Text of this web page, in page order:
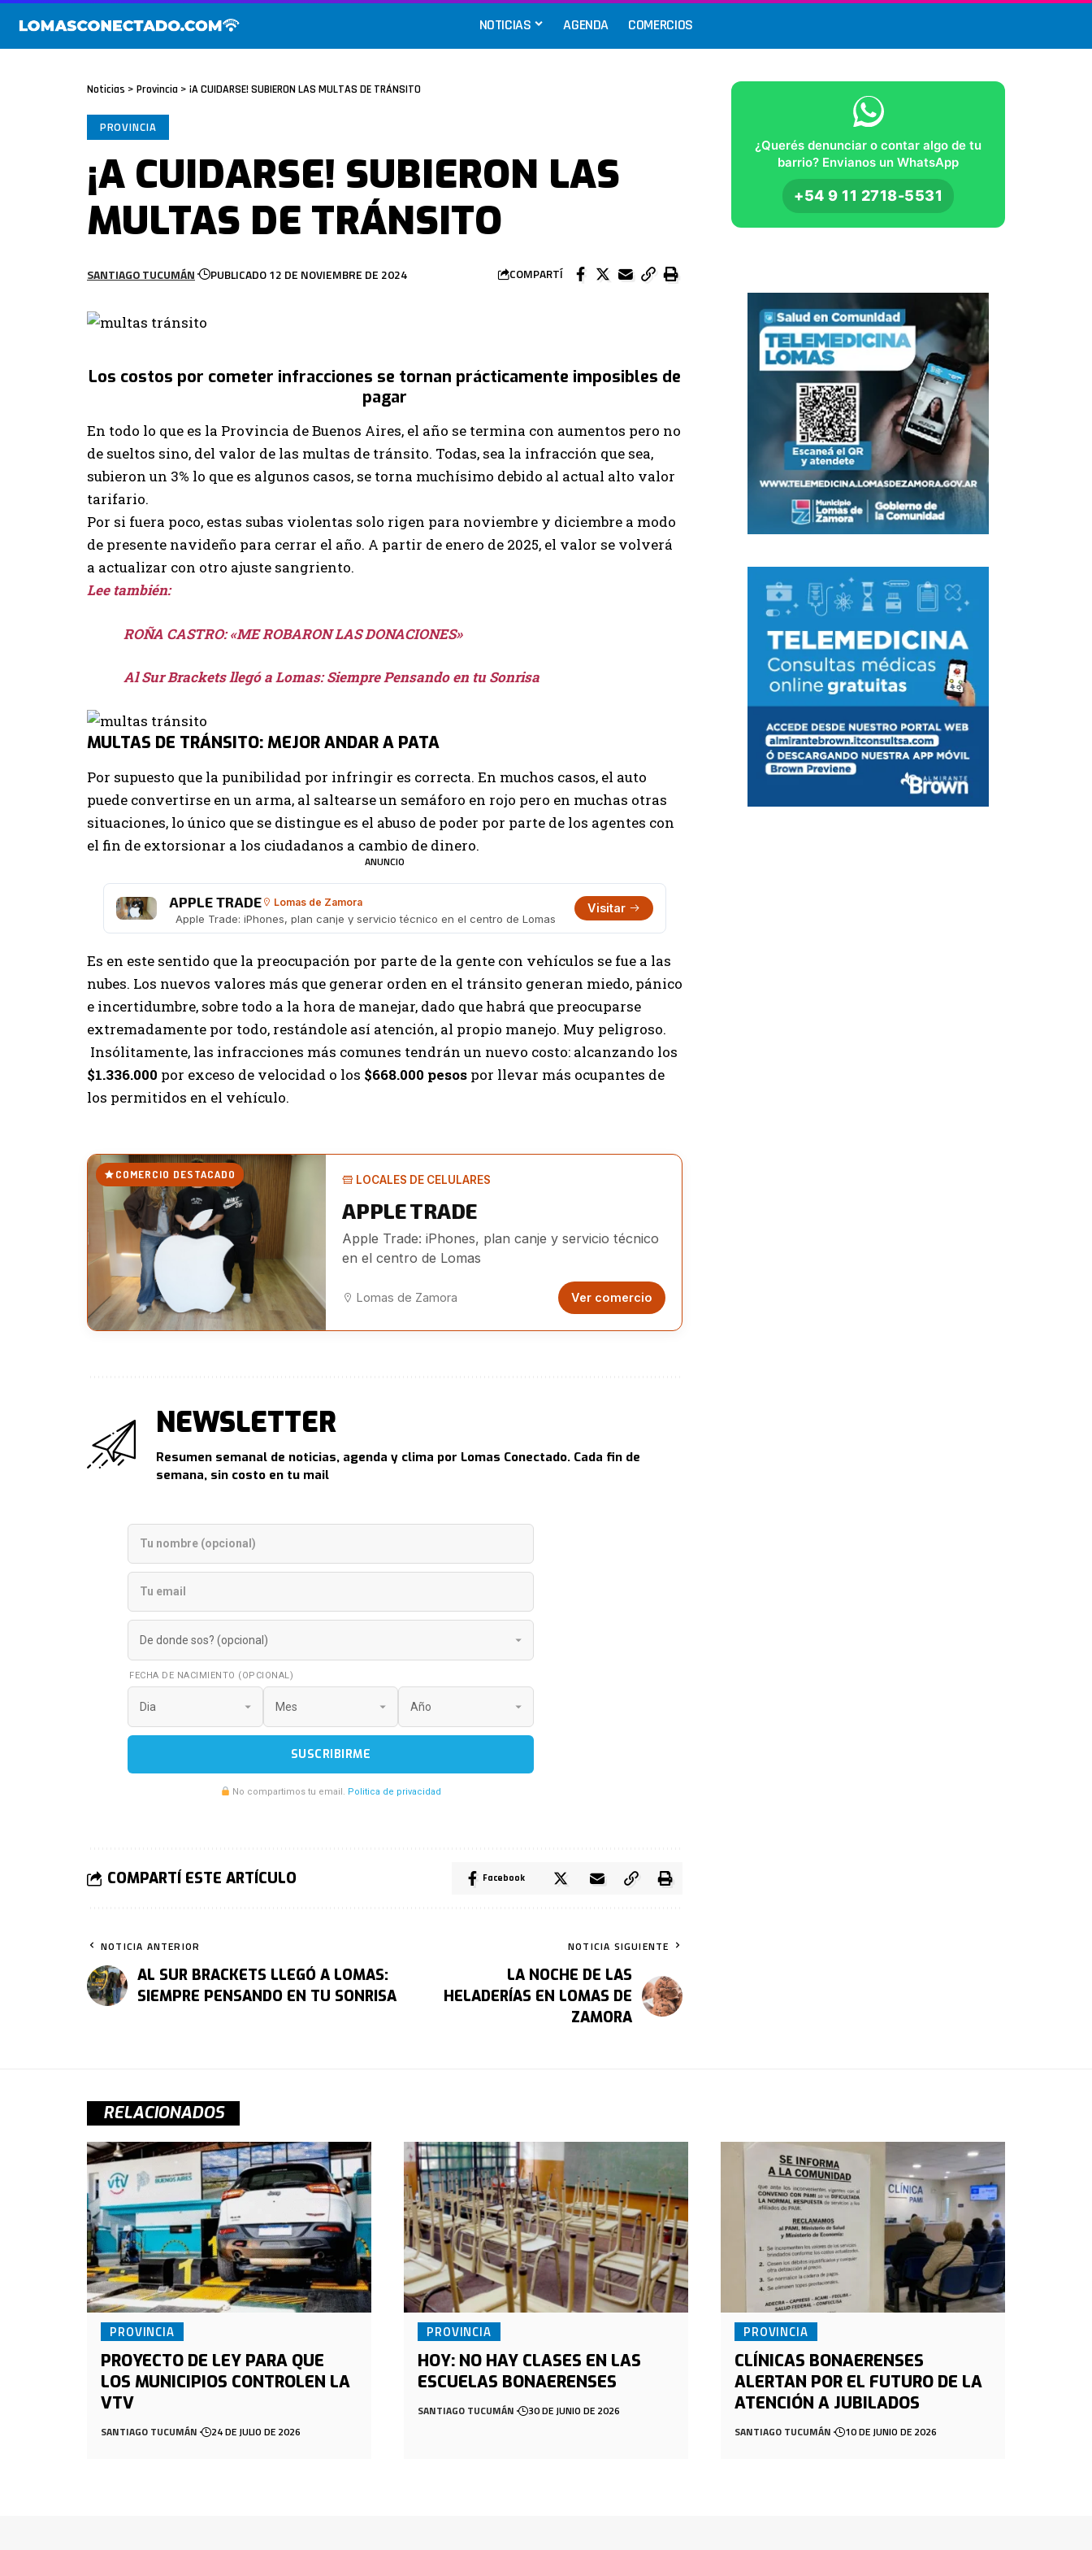
NOTICIAS AGENDA COMERCIOS
Noticias > Provincia > ¡A CUIDARSE! SUBIERON LAS MULTAS DE TRÁNSITO
PROVINCIA
¡A CUIDARSE! SUBIERON LAS
MULTAS DE TRÁNSITO
SANTIAGO TUCUMÁN PUBLICADO 12 DE NOVIEMBRE DE 2024 COMPARTÍ
Los costos por cometer infracciones se tornan prácticamente imposibles de
pagar
En todo lo que es la Provincia de Buenos Aires, el año se termina con aumentos pero no
de sueltos sino, del valor de las multas de tránsito. Todas, sea la infracción que sea,
subieron un 3% lo que es algunos casos, se torna muchísimo debido al actual alto valor
tarifario.
Por si fuera poco, estas subas violentas solo rigen para noviembre y diciembre a modo
de presente navideño para cerrar el año. A partir de enero de 2025, el valor se volverá
a actualizar con otro ajuste sangriento.
Lee también:
ROÑA CASTRO: «ME ROBARON LAS DONACIONES»
Al Sur Brackets llegó a Lomas: Siempre Pensando en tu Sonrisa
MULTAS DE TRÁNSITO: MEJOR ANDAR A PATA
Por supuesto que la punibilidad por infringir es correcta. En muchos casos, el auto
puede convertirse en un arma, al saltearse un semáforo en rojo pero en muchas otras
situaciones, lo único que se distingue es el abuso de poder por parte de los agentes con
el fin de extorsionar a los ciudadanos a cambio de dinero.
ANUNCIO
APPLE TRADE Lomas de Zamora
Apple Trade: iPhones, plan canje y servicio técnico en el centro de Lomas
Visitar
Es en este sentido que la preocupación por parte de la gente con vehículos se fue a las
nubes. Los nuevos valores más que generar orden en el tránsito generan miedo, pánico
e incertidumbre, sobre todo a la hora de manejar, dado que habrá que preocuparse
extremadamente por todo, restándole así atención, al propio manejo. Muy peligroso.
Insólitamente, las infracciones más comunes tendrán un nuevo costo: alcanzando los
$1.336.000 por exceso de velocidad o los $668.000 pesos por llevar más ocupantes de
los permitidos en el vehículo.
COMERCIO DESTACADO LOCALES DE CELULARES
APPLE TRADE
Apple Trade: iPhones, plan canje y servicio técnico
en el centro de Lomas
Lomas de Zamora Ver comercio
NEWSLETTER
Resumen semanal de noticias, agenda y clima por Lomas Conectado. Cada fin de
semana, sin costo en tu mail
FECHA DE NACIMIENTO (OPCIONAL)
SUSCRIBIRME
No compartimos tu email. Politica de privacidad
COMPARTÍ ESTE ARTÍCULO Facebook
NOTICIA ANTERIOR
AL SUR BRACKETS LLEGÓ A LOMAS:
SIEMPRE PENSANDO EN TU SONRISA
NOTICIA SIGUIENTE
LA NOCHE DE LAS
HELADERÍAS EN LOMAS DE
ZAMORA
¿Querés denunciar o contar algo de tu
barrio? Envianos un WhatsApp
+54 9 11 2718-5531
RELACIONADOS
PROVINCIA
PROYECTO DE LEY PARA QUE
LOS MUNICIPIOS CONTROLEN LA
VTV
SANTIAGO TUCUMÁN 24 DE JULIO DE 2026
PROVINCIA
HOY: NO HAY CLASES EN LAS
ESCUELAS BONAERENSES
SANTIAGO TUCUMÁN 30 DE JUNIO DE 2026
PROVINCIA
CLÍNICAS BONAERENSES
ALERTAN POR EL FUTURO DE LA
ATENCIÓN A JUBILADOS
SANTIAGO TUCUMÁN 10 DE JUNIO DE 2026